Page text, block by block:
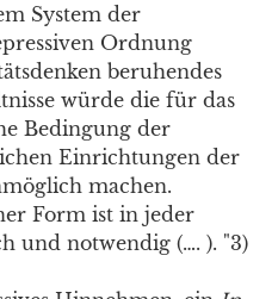
System der
Ordnung
beruhendes
würde die für das
Bedingung der
Einrichtungen der
machen.
Form ist in jeder
und notwendig (…. ). "3)